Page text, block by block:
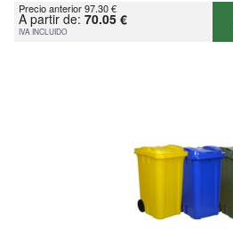
Precio anterior 97.30 €
A partir de: 70.05 €
IVA INCLUIDO